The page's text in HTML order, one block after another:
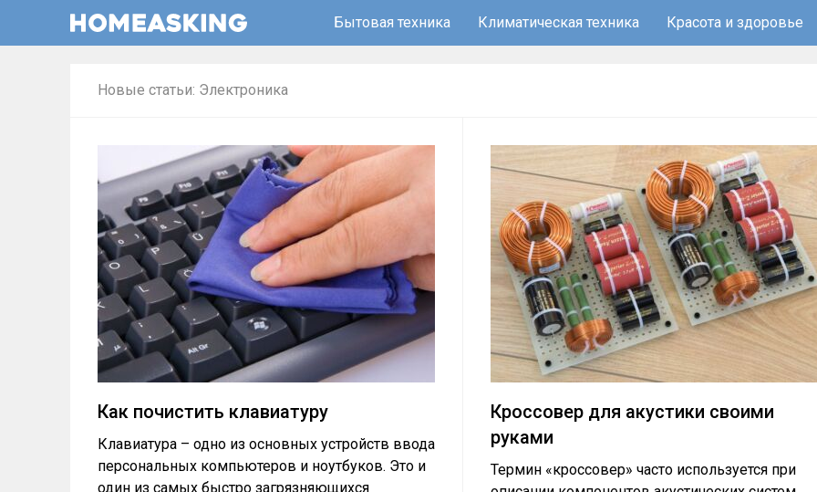
Бытовая техника Климатическая техника Красота и здоровье
Новые статьи: Электроника
Как почистить клавиатуру
Клавиатура – одно из основных устройств ввода
персональных компьютеров и ноутбуков. Это и
один из самых быстро загрязняющихся
Кроссовер для акустики своими
руками
Термин «кроссовер» часто используется при